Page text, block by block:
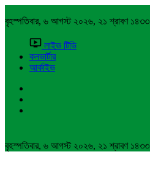
বৃহস্পতিবার, ৬ আগস্ট ২০২৬, ২১ শ্রাবণ ১৪৩৩
লাইভ টিভি
কনভার্টার
আর্কাইভ
বৃহস্পতিবার, ৬ আগস্ট ২০২৬, ২১ শ্রাবণ ১৪৩৩